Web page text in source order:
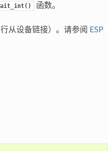
函数。
从设备链接）。请参阅
ESP